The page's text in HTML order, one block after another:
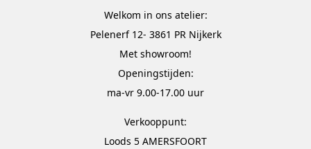
Welkom in ons atelier:
Pelenerf 12- 3861 PR Nijkerk
Met showroom!
Openingstijden:
ma-vr 9.00-17.00 uur
Verkooppunt:
Loods 5 AMERSFOORT